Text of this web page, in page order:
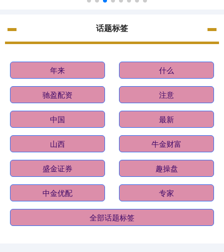
话题标签
年来 什么
驰盈配资 注意
中国 最新
山西 牛金财富
盛金证券 趣操盘
中金优配 专家
全部话题标签